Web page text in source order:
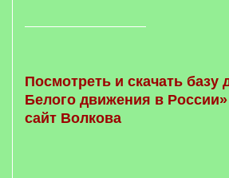
Посмотреть и скачать базу
Белого движения в
сайт Волкова